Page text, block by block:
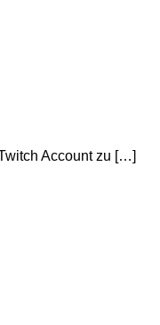
Account zu […]